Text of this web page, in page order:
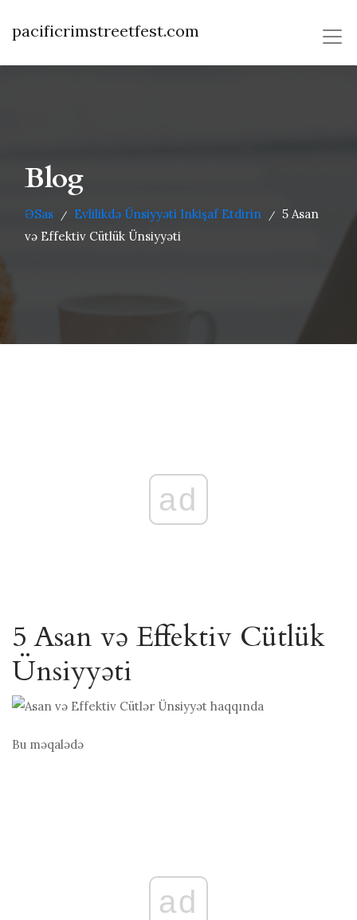
pacificrimstreetfest.com
Blog
ƏSas / Evlilikdə Ünsiyyəti Inkişaf Etdirin / 5 Asan
və Effektiv Cütlük Ünsiyyəti
ad
5 Asan və Effektiv Cütlük
Ünsiyyəti
Bu məqalədə
ad